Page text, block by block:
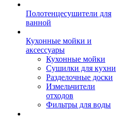
Полотенцесушители для
ванной
Кухонные мойки и
аксессуары
Кухонные мойки
Сушилки для кухни
Разделочные доски
Измельчители
отходов
Фильтры для воды